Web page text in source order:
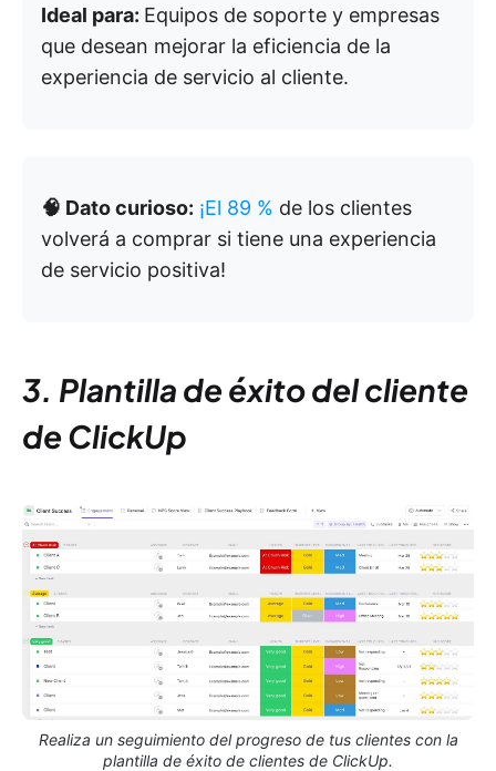
Ideal para: Equipos de soporte y empresas
que desean mejorar la eficiencia de la
experiencia de servicio al cliente.
🧠 Dato curioso: ¡El 89 % de los clientes
volverá a comprar si tiene una experiencia
de servicio positiva!
3. Plantilla de éxito del cliente
de ClickUp
Realiza un seguimiento del progreso de tus clientes con la
plantilla de éxito de clientes de ClickUp.